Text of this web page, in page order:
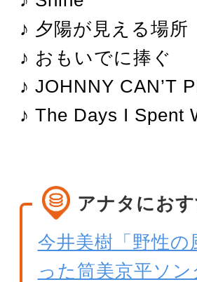
♪ 夕陽が見える場所
♪ おもいでに捧ぐ
♪ JOHNNY CAN’T
♪ The Days I Spent
アナタにお
今井美樹「野性
った筒美京平ソン